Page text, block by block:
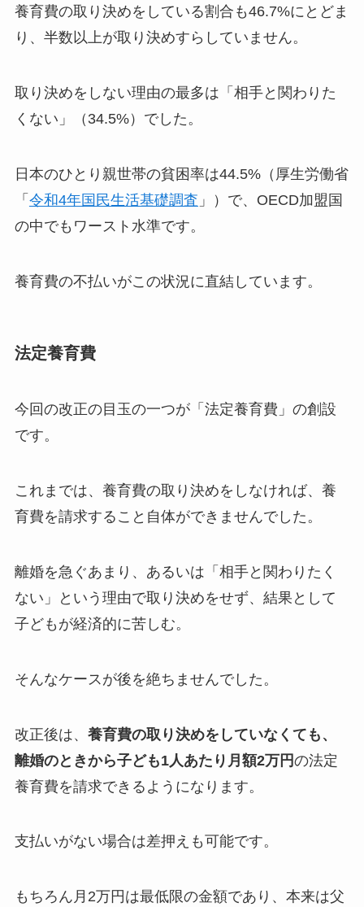
養育費の取り決めをしている割合も46.7%にとどま
り、半数以上が取り決めすらしていません。
取り決めをしない理由の最多は「相手と関わりた
くない」（34.5%）でした。
日本のひとり親世帯の貧困率は44.5%（厚生労働省
「 令和4年国民生活基礎調査 」）で、OECD加盟国
の中でもワースト水準です。
養育費の不払いがこの状況に直結しています。
法定養育費
今回の改正の目玉の一つが「法定養育費」の創設
です。
これまでは、養育費の取り決めをしなければ、養
育費を請求すること自体ができませんでした。
離婚を急ぐあまり、あるいは「相手と関わりたく
ない」という理由で取り決めをせず、結果として
子どもが経済的に苦しむ。
そんなケースが後を絶ちませんでした。
改正後は、 養育費の取り決めをしていなくても、
離婚のときから子ども1人あたり月額2万円の法定
養育費を請求できるようになります。
支払いがない場合は差押えも可能です。
もちろん月2万円は最低限の金額であり、本来は父